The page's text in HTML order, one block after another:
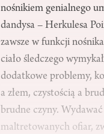
nośnikiem genialnego
dandysa – Herkulesa
zawsze w funkcji
ciało śledczego
dodatkowe problemy,
a złem, czystością a
brudne czyny.
maltretowanych ofiar,